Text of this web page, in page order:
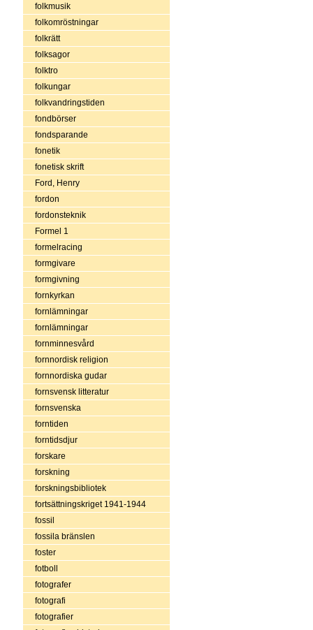
folkmusik
folkomröstningar
folkrätt
folksagor
folktro
folkungar
folkvandringstiden
fondbörser
fondsparande
fonetik
fonetisk skrift
Ford, Henry
fordon
fordonsteknik
Formel 1
formelracing
formgivare
formgivning
fornkyrkan
fornlämningar
fornlämningar
fornminnesvård
fornnordisk religion
fornnordiska gudar
fornsvensk litteratur
fornsvenska
forntiden
forntidsdjur
forskare
forskning
forskningsbibliotek
fortsättningskriget 1941-1944
fossil
fossila bränslen
foster
fotboll
fotografer
fotografi
fotografier